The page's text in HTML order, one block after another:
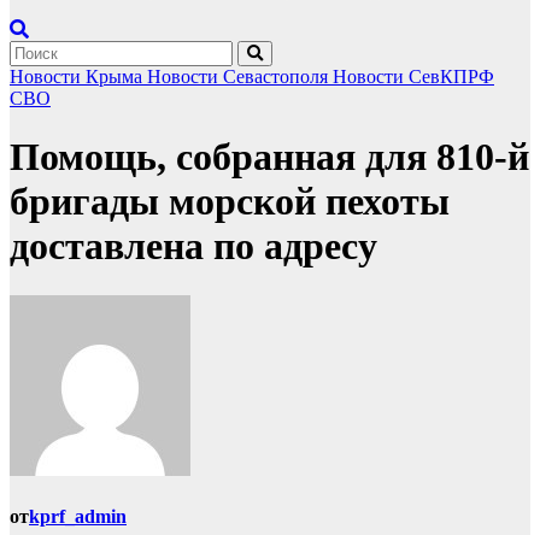
Новости Крыма Новости Севастополя Новости СевКПРФ
СВО
Помощь, собранная для 810-й
бригады морской пехоты
доставлена по адресу
отkprf_admin